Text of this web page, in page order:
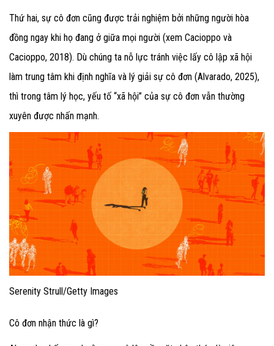
Thứ hai, sự cô đơn cũng được trải nghiệm bởi những người hòa
đồng ngay khi họ đang ở giữa mọi người (xem Cacioppo và
Cacioppo, 2018). Dù chúng ta nỗ lực tránh việc lấy cô lập xã hội
làm trung tâm khi định nghĩa và lý giải sự cô đơn (Alvarado, 2025),
thì trong tâm lý học, yếu tố “xã hội” của sự cô đơn vẫn thường
xuyên được nhấn mạnh.
Serenity Strull/Getty Images
Cô đơn nhận thức là gì?